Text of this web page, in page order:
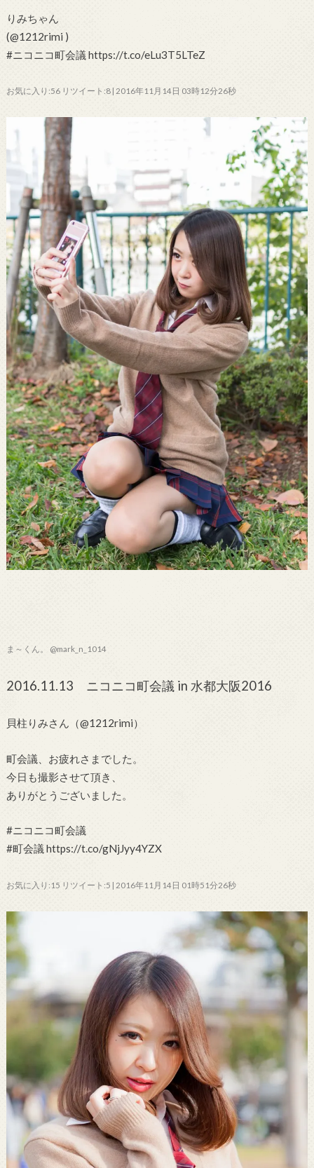
りみちゃん
(@1212rimi )
#ニコニコ町会議 https://t.co/eLu3T5LTeZ
お気に入り:56 リツイート:8 | 2016年11月14日 03時12分26秒
ま～くん。 @mark_n_1014
2016.11.13 ニコニコ町会議 in 水都大阪2016
貝柱りみさん（@1212rimi）
町会議、お疲れさまでした。
今日も撮影させて頂き、
ありがとうございました。
#ニコニコ町会議
#町会議 https://t.co/gNjJyy4YZX
お気に入り:15 リツイート:5 | 2016年11月14日 01時51分26秒